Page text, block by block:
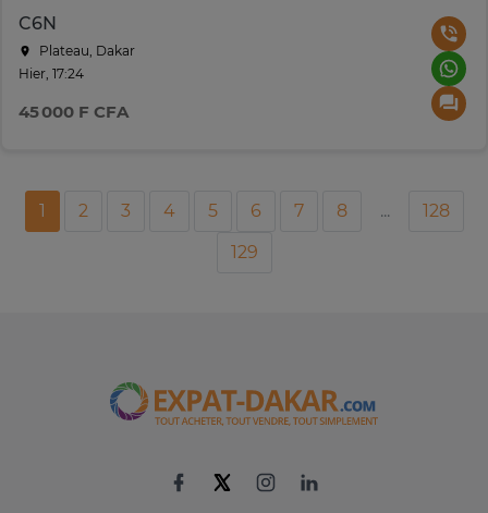
C6N
Plateau, Dakar
Hier, 17:24
45 000 F CFA
1 2 3 4 5 6 7 8 ...
128
129